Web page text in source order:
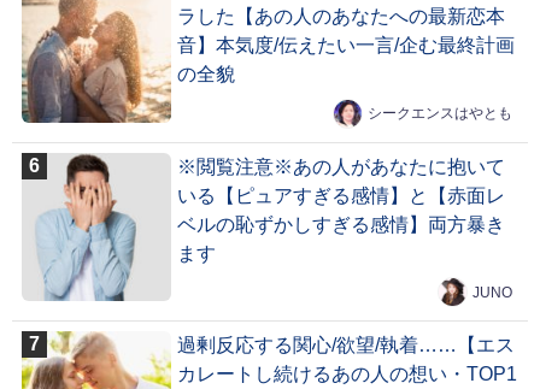
ラした【あの人のあなたへの最新恋本
音】本気度/伝えたい一言/企む最終計画
の全貌
シークエンスはやとも
※閲覧注意※あの人があなたに抱いて
いる【ピュアすぎる感情】と【赤面レ
ベルの恥ずかしすぎる感情】両方暴き
ます
JUNO
過剰反応する関心/欲望/執着……【エス
カレートし続けるあの人の想い・TOP1